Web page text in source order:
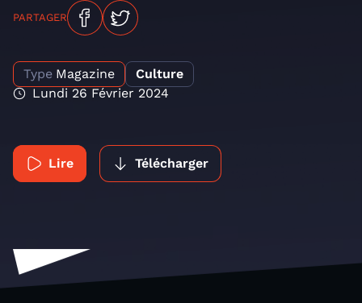
PARTAGER
Type Magazine
Culture
Lundi 26 Février 2024
Lire Télécharger